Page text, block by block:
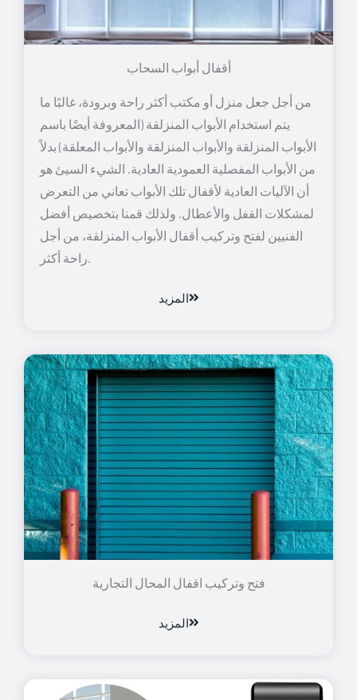
أقفال أبواب السحاب
من أجل جعل منزل أو مكتب أكثر راحة وبرودة، غالبًا ما
يتم استخدام الأبواب المنزلقة (المعروفة أيضًا باسم
الأبواب المنزلقة والأبواب المنزلقة والأبواب المعلقة) بدلاً
من الأبواب المفصلية العمودية العادية. الشيء السيئ هو
أن الآليات العادية لأقفال تلك الأبواب تعاني من التعرض
لمشكلات القفل والأعطال. ولذلك قمنا بتخصيص أفضل
الفنيين لفتح وتركيب أقفال الأبواب المنزلقة، من أجل
راحة أكثر.
المزيد
فتح وتركيب اقفال المحال التجارية
المزيد